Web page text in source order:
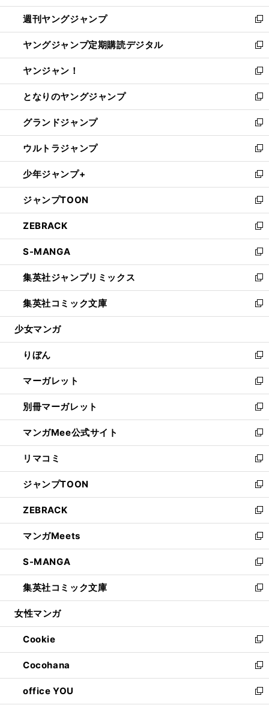
開
く
ウ
で
開
く
ン
ド
ウ
で
開
く
ウ
ィ
ン
ド
ウ
で
開
く
週刊ヤングジャンプ
新
し
い
ウ
ィ
ン
ド
ウ
で
開
く
ヤングジャンプ定期購読デジタル
新
し
い
ウ
ィ
ン
ド
ウ
で
開
く
ヤンジャン！
新
し
い
ウ
ィ
ン
ド
ウ
で
開
く
となりのヤングジャンプ
新
し
い
ウ
ィ
ン
ド
ウ
で
開
く
グランドジャンプ
新
し
い
ウ
ィ
ン
ド
ウ
で
開
く
ウルトラジャンプ
新
し
い
ウ
ィ
ン
ド
ウ
で
開
く
少年ジャンプ+
新
し
い
ウ
ィ
ン
ド
ウ
で
開
く
ジャンプTOON
新
し
い
ウ
ィ
ン
ド
ウ
で
開
ZEBRACK
新
し
い
ウ
ィ
ン
ド
ウ
開
く
S-MANGA
新
し
い
ウ
ィ
ン
ウ
で
開
く
集英社ジャンプリミックス
新
し
い
ウ
ン
ド
ウ
で
開
く
集英社コミック文庫
新
し
ウ
ィ
ン
ド
ウ
で
開
く
少女マンガ
りぼん
新
し
い
ウ
ィ
ン
ド
ウ
で
開
く
マーガレット
新
し
い
ウ
ィ
ン
ド
ウ
で
開
く
別冊マーガレット
新
し
い
ウ
ィ
ン
ド
ウ
で
開
く
マンガMee公式サイト
新
し
い
ウ
ィ
ン
ド
ウ
で
開
く
リマコミ
新
し
い
ウ
ィ
ン
ド
ウ
で
開
く
ジャンプTOON
新
し
い
ウ
ィ
ン
ド
ウ
で
開
ZEBRACK
新
し
い
ウ
ィ
ン
ド
ウ
開
く
マンガMeets
新
し
い
ウ
ィ
ン
ウ
で
開
く
S-MANGA
新
し
い
ウ
ン
ド
ウ
で
開
く
集英社コミック文庫
新
し
ウ
ィ
ン
ド
ウ
で
開
女性マンガ
Cookie
新
し
い
ウ
ィ
ン
Cocohana
新
し
い
ウ
office YOU
新
し